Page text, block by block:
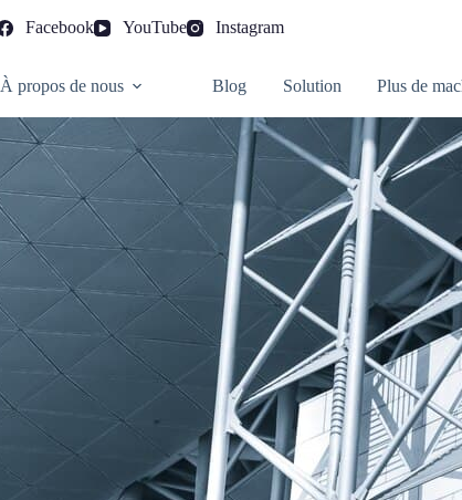
Facebook YouTube Instagram
À propos de nous Blog Solution Plus de